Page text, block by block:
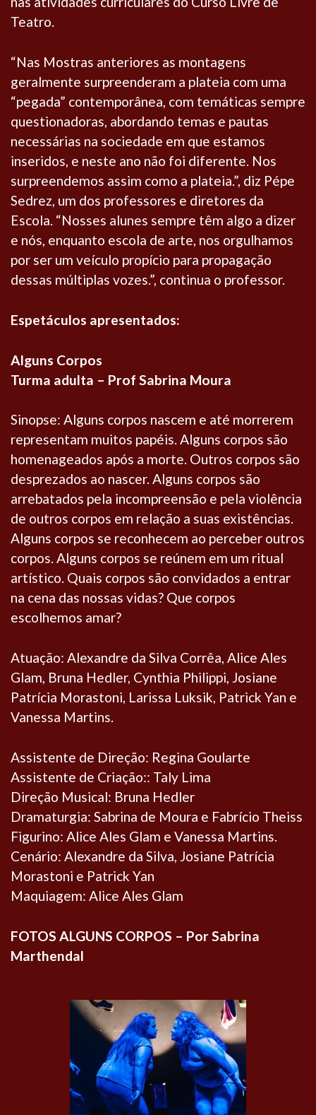
Teatro.
“Nas Mostras anteriores as montagens
geralmente surpreenderam a plateia com uma
“pegada” contemporânea, com temáticas sempre
questionadoras, abordando temas e pautas
necessárias na sociedade em que estamos
inseridos, e neste ano não foi diferente. Nos
surpreendemos assim como a plateia.”, diz Pépe
Sedrez, um dos professores e diretores da
Escola. “Nosses alunes sempre têm algo a dizer
e nós, enquanto escola de arte, nos orgulhamos
por ser um veículo propício para propagação
dessas múltiplas vozes.”, continua o professor.
Espetáculos apresentados:
Alguns Corpos
Turma adulta – Prof Sabrina Moura
Sinopse: Alguns corpos nascem e até morrerem
representam muitos papéis. Alguns corpos são
homenageados após a morte. Outros corpos são
desprezados ao nascer. Alguns corpos são
arrebatados pela incompreensão e pela violência
de outros corpos em relação a suas existências.
Alguns corpos se reconhecem ao perceber outros
corpos. Alguns corpos se reúnem em um ritual
artístico. Quais corpos são convidados a entrar
na cena das nossas vidas? Que corpos
escolhemos amar?
Atuação: Alexandre da Silva Corrêa, Alice Ales
Glam, Bruna Hedler, Cynthia Philippi, Josiane
Patrícia Morastoni, Larissa Luksik, Patrick Yan e
Vanessa Martins.
Assistente de Direção: Regina Goularte
Assistente de Criação:: Taly Lima
Direção Musical: Bruna Hedler
Dramaturgia: Sabrina de Moura e Fabrício Theiss
Figurino: Alice Ales Glam e Vanessa Martins.
Cenário: Alexandre da Silva, Josiane Patrícia
Morastoni e Patrick Yan
Maquiagem: Alice Ales Glam
FOTOS ALGUNS CORPOS – Por Sabrina
Marthendal